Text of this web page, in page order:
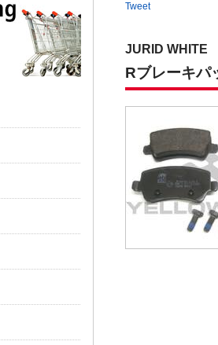
Tweet
JURID WHITE
Rブレーキパ